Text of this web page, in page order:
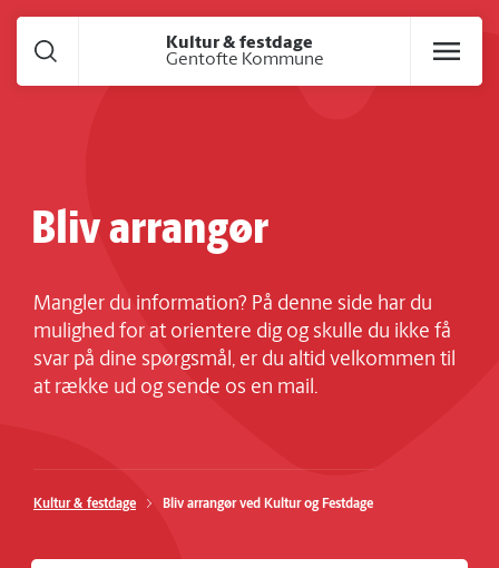
Kultur & festdage
Gentofte Kommune
Bliv arrangør
Mangler du information? På denne side har du
mulighed for at orientere dig og skulle du ikke få
svar på dine spørgsmål, er du altid velkommen til
at række ud og sende os en mail.
Kultur & festdage Bliv arrangør ved Kultur og Festdage